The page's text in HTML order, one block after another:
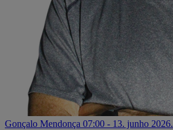
Gonçalo Mendonça 07:00 - 13. junho 2026.